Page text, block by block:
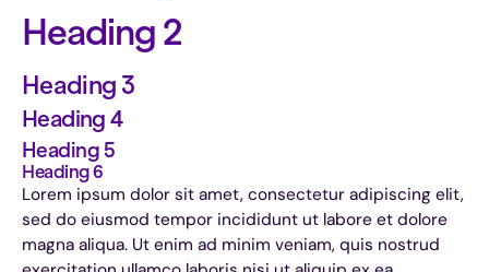
Heading 2
Heading 3
Heading 4
Heading 5
Heading 6
Lorem ipsum dolor sit amet, consectetur adipiscing elit,
sed do eiusmod tempor incididunt ut labore et dolore
magna aliqua. Ut enim ad minim veniam, quis nostrud